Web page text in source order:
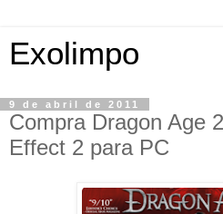
Exolimpo
9 de abril de 2011
Compra Dragon Age
Effect 2 para PC